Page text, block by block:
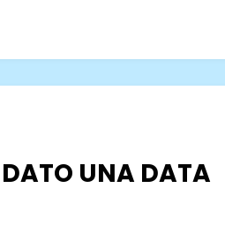
UNA DATA